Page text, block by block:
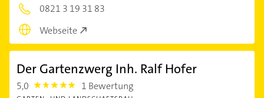
0821 3 19 31 83
Webseite
Der Gartenzwerg Inh. Ralf Hofer
5,0 5.0 1 Bewertung